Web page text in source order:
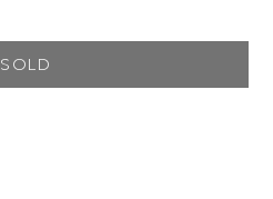
SOLD